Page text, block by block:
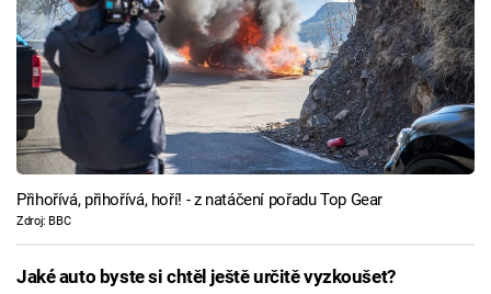
Přihořívá, přihořívá, hoří! - z natáčení pořadu Top Gear
Zdroj: BBC
Jaké auto byste si chtěl ještě určitě vyzkoušet?